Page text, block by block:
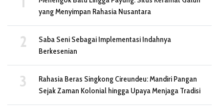
yang Menyimpan Rahasia Nusantara
Saba Seni Sebagai Implementasi Indahnya
Berkesenian
Rahasia Beras Singkong Cireundeu: Mandiri Pangan
Sejak Zaman Kolonial hingga Upaya Menjaga Tradisi